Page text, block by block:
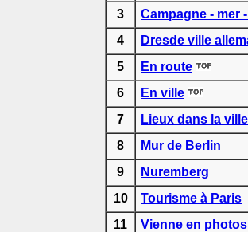
3
Campagne - mer
4
Dresde ville
5
En route
6
En ville
7
Lieux dans la ville
8
Mur de Berlin
9
Nuremberg
10
Tourisme à Paris
11
Vienne en photos